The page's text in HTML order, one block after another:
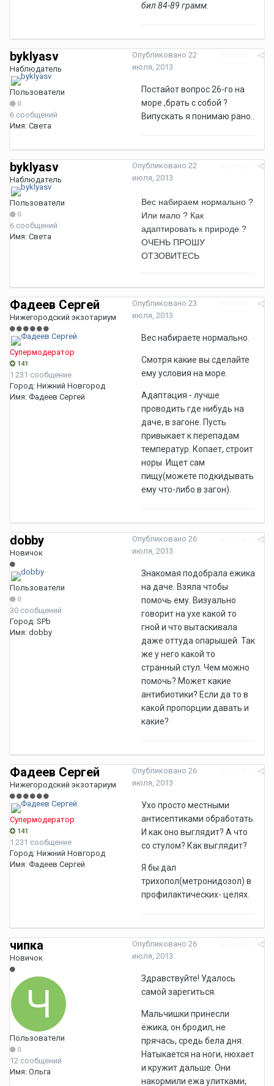
бил 84-89 грамм.
byklyasv
Наблюдатель
Пользователи
0
6 сообщений
Имя: Света
Опубликовано 22
июля, 2013
Постайот вопрос 26-го на
море ,брать с собой ?
Випускать я понимаю рано..
byklyasv
Наблюдатель
Пользователи
0
6 сообщений
Имя: Света
Опубликовано 22
июля, 2013
Вес набираем нормально ?
Или мало ? Как
адаптировать к природе ?
ОЧЕНЬ ПРОШУ
ОТЗОВИТЕСЬ
Фадеев Сергей
Нижегородский экзотариум
Супермодератор
141
1 231 сообщение
Город: Нижний Новгород
Имя: Фадеев Сергей
Опубликовано 23
июля, 2013
Вес набираете нормально.
Смотря какие вы сделайте
ему условия на море.
Адаптация - лучше
проводить где нибудь на
даче, в загоне. Пусть
привыкает к перепадам
температур. Копает, строит
норы. Ищет сам
пищу(можете подкидывать
ему что-либо в загон).
dobby
Новичок
Пользователи
0
30 сообщений
Город: SPb
Имя: dobby
Опубликовано 26
июля, 2013
Знакомая подобрала ежика
на даче. Взяла чтобы
помочь ему. Визуально
говорит на ухе какой то
гной и что вытаскивала
даже оттуда опарышей. Так
же у него какой то
странный стул. Чем можно
помочь? Может какие
антибиотики? Если да то в
какой пропорции давать и
какие?
Фадеев Сергей
Нижегородский экзотариум
Супермодератор
141
1 231 сообщение
Город: Нижний Новгород
Имя: Фадеев Сергей
Опубликовано 26
июля, 2013
Ухо просто местными
антисептиками обработать.
И как оно выглядит? А что
со стулом? Как выглядит?
Я бы дал
трихопол(метронидозол) в
профилактических- целях.
чипка
Новичок
Пользователи
0
12 сообщений
Имя: Ольга
Опубликовано 26
июля, 2013
Здравствуйте! Удалось
самой зарегиться.
Мальчишки принесли
ёжика, он бродил, не
прячась, средь бела дня.
Натыкается на ноги, нюхает
и кружит дальше. Они
накормили ежа улитками,